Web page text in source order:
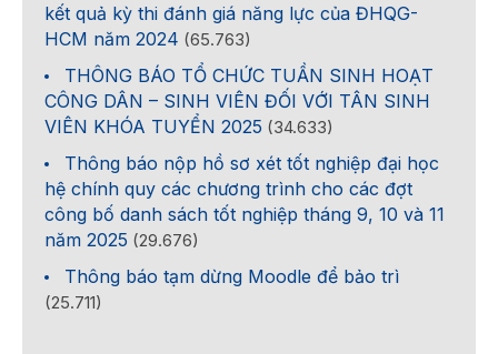
kết quả kỳ thi đánh giá năng lực của ĐHQG-
HCM năm 2024 (65.763)
THÔNG BÁO TỔ CHỨC TUẦN SINH HOẠT
CÔNG DÂN – SINH VIÊN ĐỐI VỚI TÂN SINH
VIÊN KHÓA TUYỂN 2025 (34.633)
Thông báo nộp hồ sơ xét tốt nghiệp đại học
hệ chính quy các chương trình cho các đợt
công bố danh sách tốt nghiệp tháng 9, 10 và 11
năm 2025 (29.676)
Thông báo tạm dừng Moodle để bảo trì
(25.711)